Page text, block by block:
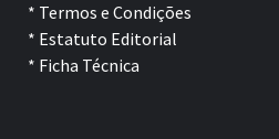
* Termos e Condições
* Estatuto Editorial
* Ficha Técnica